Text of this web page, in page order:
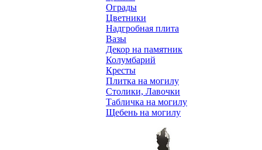
Ограды
Цветники
Надгробная плита
Вазы
Декор на памятник
Колумбарий
Кресты
Плитка на могилу
Столики, Лавочки
Табличка на могилу
Щебень на могилу